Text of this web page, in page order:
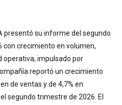
presentó su informe del segundo
con crecimiento en volumen,
operativa, impulsado por
reportó un crecimiento
de ventas y de 4,7% en
segundo trimestre de 2026. El